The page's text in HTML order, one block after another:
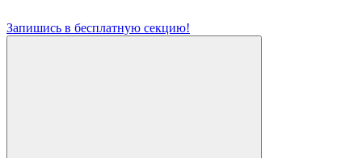
Запишись в бесплатную секцию!